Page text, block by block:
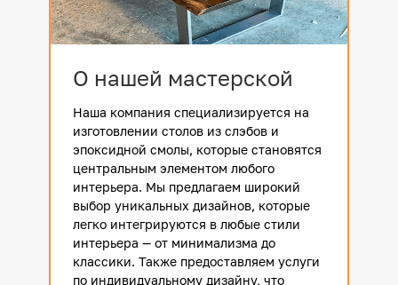
О нашей мастерской
Наша компания специализируется на
изготовлении столов из слэбов и
эпоксидной смолы, которые становятся
центральным элементом любого
интерьера. Мы предлагаем широкий
выбор уникальных дизайнов, которые
легко интегрируются в любые стили
интерьера — от минимализма до
классики. Также предоставляем услуги
по индивидуальному дизайну, что